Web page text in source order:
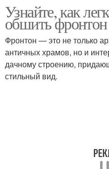
Узнайте, как
обшить
Фронтон — это не только
античных храмов, но и
дачному строению,
стильный вид.